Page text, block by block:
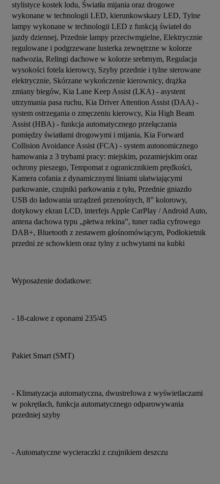
stylistyce kostek lodu, Światła mijania oraz drogowe
wykonane w technologii LED, kierunkowskazy LED, Tylne
lampy wykonane w technologii LED z funkcją świateł do
jazdy dziennej, Przednie lampy przeciwmgielne, Elektrycznie
regulowane i podgrzewane lusterka zewnętrzne w kolorze
nadwozia, Relingi dachowe w kolorze srebrnym, Regulacja
wysokości fotela kierowcy, Szyby przednie i tylne sterowane
elektrycznie, Skórzane wykończenie kierownicy, drążka
zmiany biegów, Kia Lane Keep Assist (LKA) - asystent
utrzymania pasa ruchu, Kia Driver Attention Assist (DAA) -
system ostrzegania o zmęczeniu kierowcy, Kia High Beam
Assist (HBA) - funkcja automatycznego przełączania
pomiędzy światłami drogowymi i mijania, Kia Forward
Collision Avoidance Assist (FCA) - system autonomicznego
hamowania z 3 trybami pracy: miejskim, pozamiejskim oraz
ochrony pieszego, Tempomat z ogranicznikiem prędkości,
Kamera cofania z dynamicznymi liniami ułatwiającymi
parkowanie, czujniki parkowania z tyłu, Przednie gniazdo
USB do ładowania urządzeń przenośnych, 8” kolorowy,
dotykowy ekran LCD, interfejs Apple CarPlay / Android Auto,
antena dachowa typu „płetwa rekina”, tuner radia cyfrowego
DAB+, Bluetooth z zestawem głośnomówiącym, Podłokietnik
przedni ze schowkiem oraz tylny z uchwytami na kubki
Wyposażenie dodatkowe:
- 18-calowe z oponami 235/45
Pakiet Smart (SMT)
- Klimatyzacja automatyczna, dwustrefowa z wyświetlaczami
w pokrętłach, funkcja automatycznego odparowywania
przedniej szyby
- Automatyczne wycieraczki z czujnikiem deszczu